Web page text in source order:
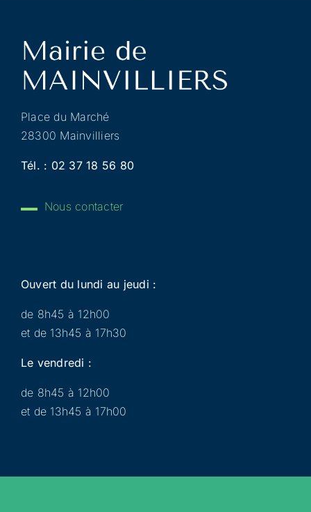
Place du Marché
28300 Mainvilliers
Tél. : 02 37 18 56 80
Nous contacter
Ouvert du lundi au jeudi :
de 8h45 à 12h00
et de 13h45 à 17h30
Le vendredi :
de 8h45 à 12h00
et de 13h45 à 17h00